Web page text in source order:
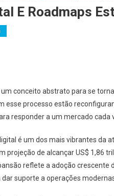
E Roadmaps
conceito abstrato para se
esse processo estão
responder a um mercado cada
é um dos mais vibrantes da
projeção de alcançar US$ 1,86
reflete a adoção
suporte a operações